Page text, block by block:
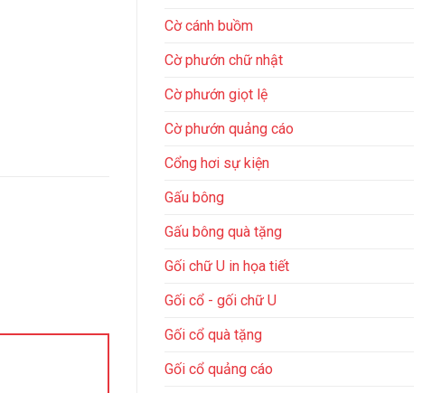
Cờ cánh buồm
Cờ phướn chữ nhật
Cờ phướn giọt lệ
Cờ phướn quảng cáo
Cổng hơi sự kiện
Gấu bông
Gấu bông quà tặng
Gối chữ U in họa tiết
Gối cổ - gối chữ U
Gối cổ quà tặng
Gối cổ quảng cáo